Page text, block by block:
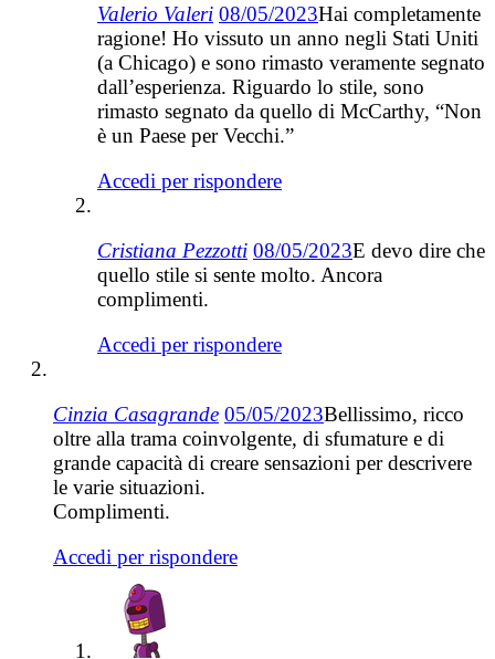
Valerio Valeri 08/05/2023Hai completamente
ragione! Ho vissuto un anno negli Stati Uniti
(a Chicago) e sono rimasto veramente segnato
dall’esperienza. Riguardo lo stile, sono
rimasto segnato da quello di McCarthy, “Non
è un Paese per Vecchi.”
Accedi per rispondere
Cristiana Pezzotti 08/05/2023E devo dire che
quello stile si sente molto. Ancora
complimenti.
Accedi per rispondere
Cinzia Casagrande 05/05/2023Bellissimo, ricco
oltre alla trama coinvolgente, di sfumature e di
grande capacità di creare sensazioni per descrivere
le varie situazioni.
Complimenti.
Accedi per rispondere